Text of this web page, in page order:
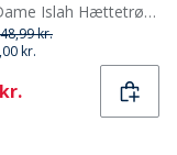
Ellesse Dame Islah Hættetrøje Bright Pink
kr.
kr.